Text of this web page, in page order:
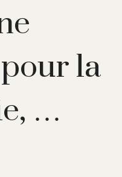
la
…